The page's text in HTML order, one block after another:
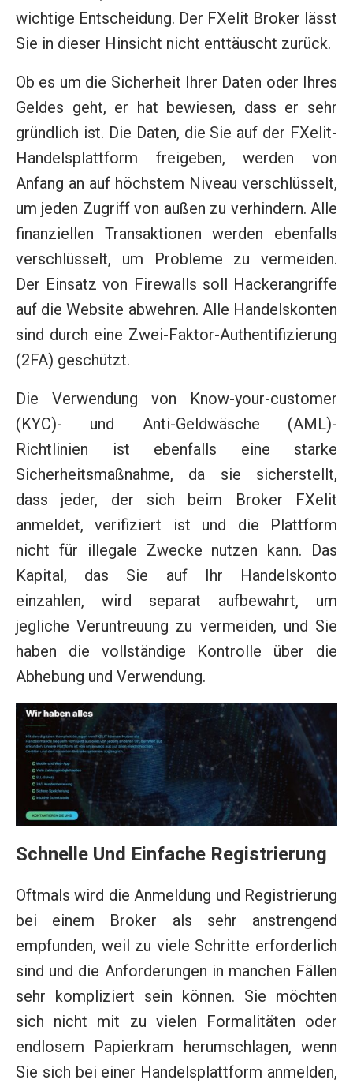
wichtige Entscheidung. Der FXelit Broker lässt
Sie in dieser Hinsicht nicht enttäuscht zurück.
Ob es um die Sicherheit Ihrer Daten oder Ihres
Geldes geht, er hat bewiesen, dass er sehr
gründlich ist. Die Daten, die Sie auf der FXelit-
Handelsplattform freigeben, werden von
Anfang an auf höchstem Niveau verschlüsselt,
um jeden Zugriff von außen zu verhindern. Alle
finanziellen Transaktionen werden ebenfalls
verschlüsselt, um Probleme zu vermeiden.
Der Einsatz von Firewalls soll Hackerangriffe
auf die Website abwehren. Alle Handelskonten
sind durch eine Zwei-Faktor-Authentifizierung
(2FA) geschützt.
Die Verwendung von Know-your-customer
(KYC)- und Anti-Geldwäsche (AML)-
Richtlinien ist ebenfalls eine starke
Sicherheitsmaßnahme, da sie sicherstellt,
dass jeder, der sich beim Broker FXelit
anmeldet, verifiziert ist und die Plattform
nicht für illegale Zwecke nutzen kann. Das
Kapital, das Sie auf Ihr Handelskonto
einzahlen, wird separat aufbewahrt, um
jegliche Veruntreuung zu vermeiden, und Sie
haben die vollständige Kontrolle über die
Abhebung und Verwendung.
Schnelle Und Einfache Registrierung
Oftmals wird die Anmeldung und Registrierung
bei einem Broker als sehr anstrengend
empfunden, weil zu viele Schritte erforderlich
sind und die Anforderungen in manchen Fällen
sehr kompliziert sein können. Sie möchten
sich nicht mit zu vielen Formalitäten oder
endlosem Papierkram herumschlagen, wenn
Sie sich bei einer Handelsplattform anmelden,